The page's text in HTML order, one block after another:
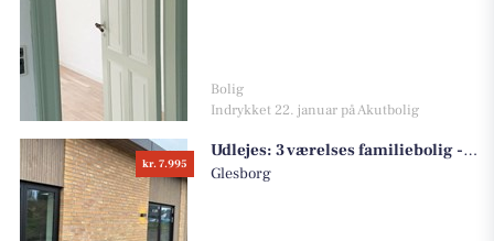
Bolig
Indrykket 22. januar på Akutbolig
kr. 7.995
Udlejes: 3 værelses familiebolig - Nyhåbsvej, 8585 Glesborg
Glesborg